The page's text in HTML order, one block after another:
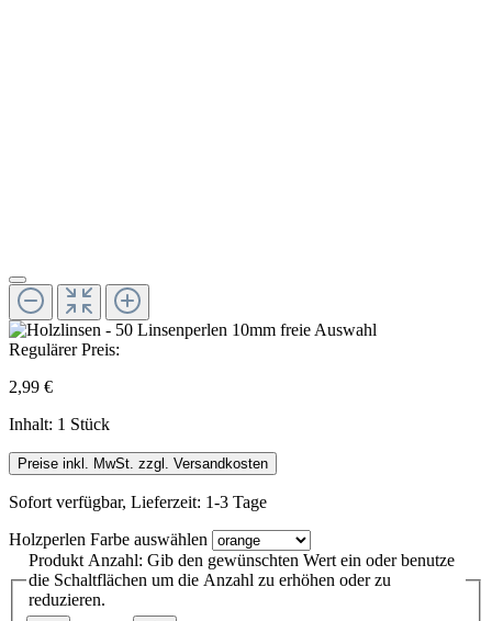
Regulärer Preis:
2,99 €
Inhalt: 1 Stück
Preise inkl. MwSt. zzgl. Versandkosten
Sofort verfügbar, Lieferzeit: 1-3 Tage
Holzperlen Farbe auswählen
Produkt Anzahl: Gib den gewünschten Wert ein oder benutze
die Schaltflächen um die Anzahl zu erhöhen oder zu
reduzieren.